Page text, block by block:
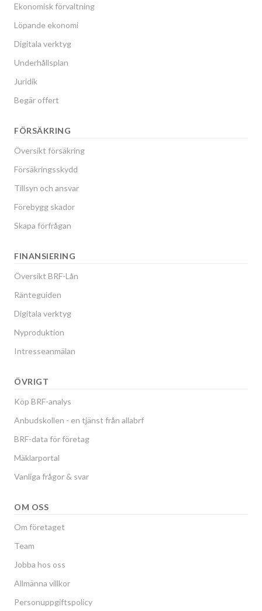
Ekonomisk förvaltning
Löpande ekonomi
Digitala verktyg
Underhållsplan
Juridik
Begär offert
FÖRSÄKRING
Översikt försäkring
Försäkringsskydd
Tillsyn och ansvar
Förebygg skador
Skapa förfrågan
FINANSIERING
Översikt BRF-Lån
Ränteguiden
Digitala verktyg
Nyproduktion
Intresseanmälan
ÖVRIGT
Köp BRF-analys
Anbudskollen - en tjänst från allabrf
BRF-data för företag
Mäklarportal
Vanliga frågor & svar
OM OSS
Om företaget
Team
Jobba hos oss
Allmänna villkor
Personuppgiftspolicy